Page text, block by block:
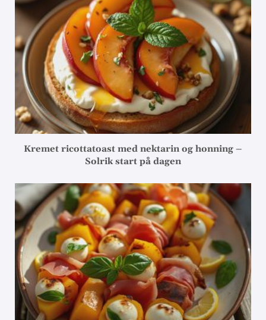
Kremet ricottatoast med nektarin og honning –
Solrik start på dagen